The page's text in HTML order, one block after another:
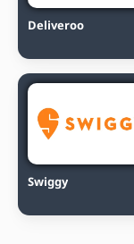
Deliveroo
Swiggy